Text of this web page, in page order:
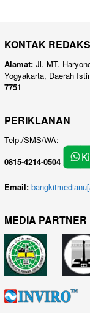
KONTAK
Alamat: Jl. MT.
Yogyakarta, Daerah
7751
PERIKLANAN
Telp./SMS/WA:
0815-4214-0504
Email:
MEDIA PARTNER